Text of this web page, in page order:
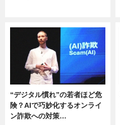
“デジタル慣れ”の若者ほど危
険？AIで巧妙化するオンライ
ン詐欺への対策…